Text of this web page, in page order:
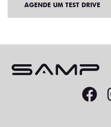
AGENDE UM TEST DRIVE